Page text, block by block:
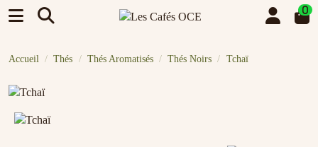
0
Accueil Thés Thés Aromatisés Thés Noirs Tchaï